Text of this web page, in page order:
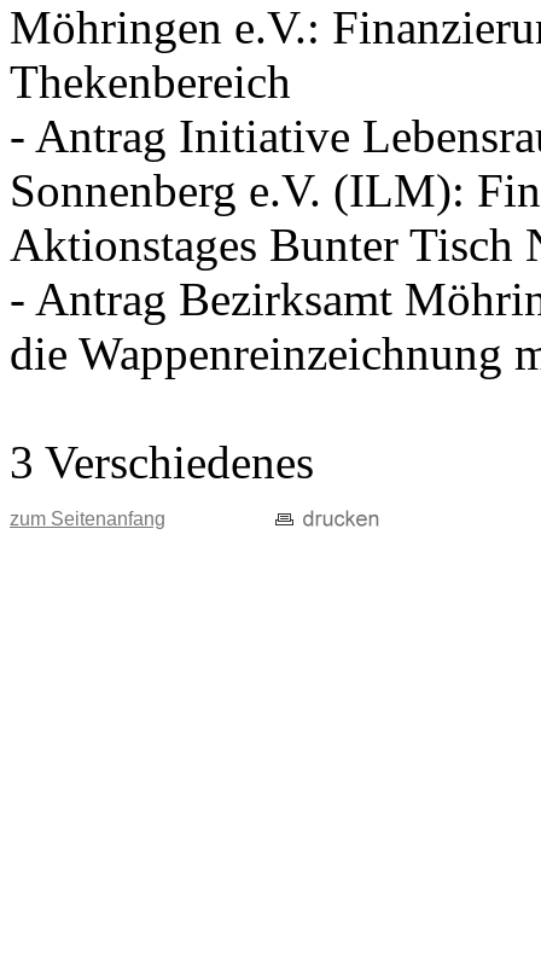
Möhringen e.V.:
Thekenbereich
- Antrag Initiative
Sonnenberg e.V. (ILM):
Aktionstages Bunter Tisch
- Antrag Bezirksamt
die Wappenreinzeichnung
3 Verschiedenes
zum Seitenanfang